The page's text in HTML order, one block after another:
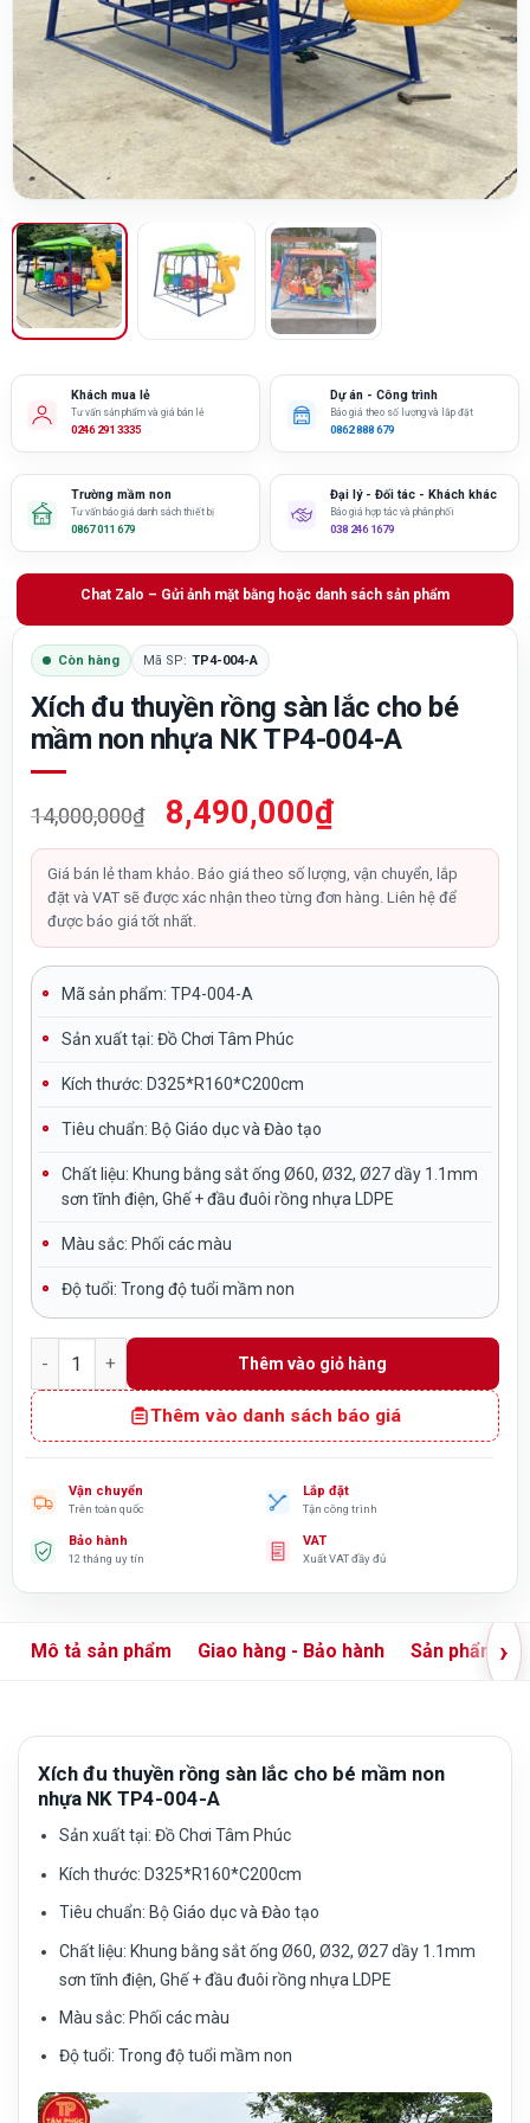
Khách mua lẻ
Tư vấn sản phẩm và giá bán lẻ
0246 291 3335
Dự án - Công trình
Báo giá theo số lượng và lắp đặt
0862 888 679
Trường mầm non
Tư vấn báo giá danh sách thiết bị
0867 011 679
Đại lý - Đối tác - Khách khác
Báo giá hợp tác và phân phối
038 246 1679
Chat Zalo – Gửi ảnh mặt bằng hoặc danh sách sản phẩm
Còn hàng Mã SP: TP4-004-A
Xích đu thuyền rồng sàn lắc cho bé
mầm non nhựa NK TP4-004-A
14,000,000₫
Giá
gốc
là:
14,000,000₫.
8,490,000₫Giá
hiện
tại
là:
8,490,000₫.
Giá bán lẻ tham khảo. Báo giá theo số lượng, vận chuyển, lắp
đặt và VAT sẽ được xác nhận theo từng đơn hàng. Liên hệ để
được báo giá tốt nhất.
Mã sản phẩm: TP4-004-A
Sản xuất tại: Đồ Chơi Tâm Phúc
Kích thước: D325*R160*C200cm
Tiêu chuẩn: Bộ Giáo dục và Đào tạo
Chất liệu: Khung bằng sắt ống Ø60, Ø32, Ø27 dầy 1.1mm
sơn tĩnh điện, Ghế + đầu đuôi rồng nhựa LDPE
Màu sắc: Phối các màu
Độ tuổi: Trong độ tuổi mầm non
Xích đu thuyền rồng sàn lắc cho bé mầm non nhựa NK TP4-
Thêm vào giỏ hàng
Thêm vào danh sách báo giá
Vận chuyển
Trên toàn quốc
Lắp đặt
Tận công trình
Bảo hành
12 tháng uy tín
VAT
Xuất VAT đầy đủ
Mô tả sản phẩm Giao hàng - Bảo hành Sản phẩm›
Xích đu thuyền rồng sàn lắc cho bé mầm non
nhựa NK TP4-004-A
Sản xuất tại: Đồ Chơi Tâm Phúc
Kích thước: D325*R160*C200cm
Tiêu chuẩn: Bộ Giáo dục và Đào tạo
Chất liệu: Khung bằng sắt ống Ø60, Ø32, Ø27 dầy 1.1mm
sơn tĩnh điện, Ghế + đầu đuôi rồng nhựa LDPE
Màu sắc: Phối các màu
Độ tuổi: Trong độ tuổi mầm non